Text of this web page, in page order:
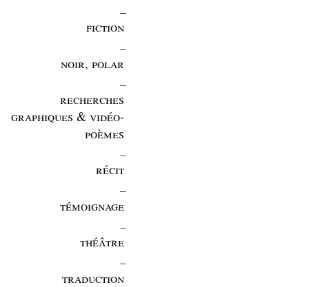
fiction
noir, polar
recherches
graphiques & vidéo-
poèmes
récit
témoignage
théâtre
traduction